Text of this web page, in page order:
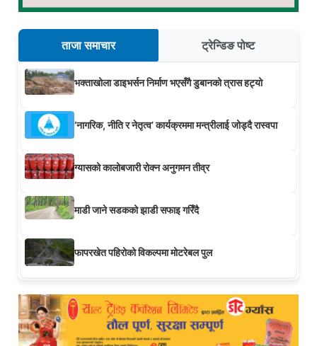
ताजा समाचार ट्रेन्डिङ पोष्ट
भक्ताखोला डाइभर्सन निर्माण भएसँगै डुबानको त्रास हट्यो
‘नागरिक, नीति र नेतृत्व’ कार्यक्रममा मन्त्रीलाई जोड्दै रास्वपा
ग्यासको कालोबजारी रोक्न अनुगमन तीव्र
माडी जाने सडकको झाडी सफाइ गरिँदै
फापरखेत पहिरोको विकल्पमा मोटरेबल पुल